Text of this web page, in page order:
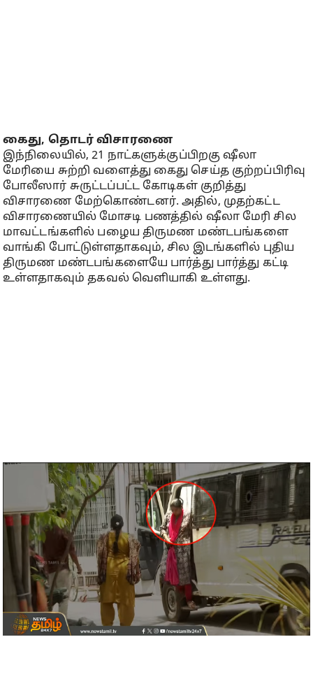
கைது, தொடர் விசாரணை
இந்நிலையில், 21 நாட்களுக்குப்பிறகு ஷீலா
மேரியை சுற்றி வளைத்து கைது செய்த குற்றப்பிரிவு
போலீஸார் சுருட்டப்பட்ட கோடிகள் குறித்து
விசாரணை மேற்கொண்டனர். அதில், முதற்கட்ட
விசாரணையில் மோசடி பணத்தில் ஷீலா மேரி சில
மாவட்டங்களில் பழைய திருமண மண்டபங்களை
வாங்கி போட்டுள்ளதாகவும், சில இடங்களில் புதிய
திருமண மண்டபங்களையே பார்த்து பார்த்து கட்டி
உள்ளதாகவும் தகவல் வெளியாகி உள்ளது.